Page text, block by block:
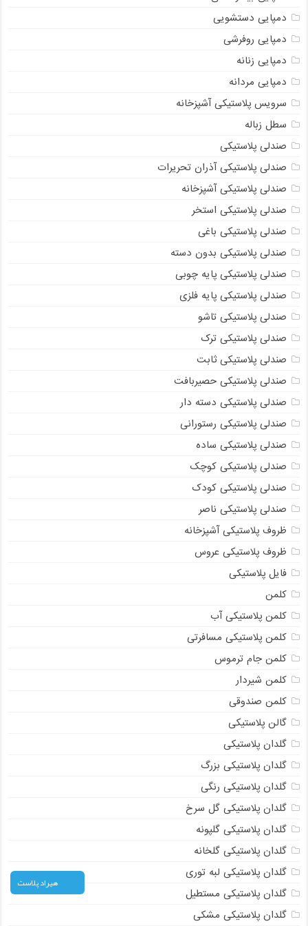
دمپایی دستشویی
دمپایی روفرشی
دمپایی زنانه
دمپایی مردانه
سرویس پلاستیکی آشپزخانه
سطل زباله
صندلی پلاستیکی
صندلی پلاستیکی آذران تحریرات
صندلی پلاستیکی آشپزخانه
صندلی پلاستیکی استخر
صندلی پلاستیکی باغی
صندلی پلاستیکی بدون دسته
صندلی پلاستیکی پایه چوبی
صندلی پلاستیکی پایه فلزی
صندلی پلاستیکی تاشو
صندلی پلاستیکی ترک
صندلی پلاستیکی ثابت
صندلی پلاستیکی حصیربافت
صندلی پلاستیکی دسته دار
صندلی پلاستیکی رستورانی
صندلی پلاستیکی ساده
صندلی پلاستیکی کوچک
صندلی پلاستیکی کودک
صندلی پلاستیکی ناصر
ظروف پلاستیکی آشپزخانه
ظروف پلاستیکی عروس
فایل پلاستیکی
کلمن
کلمن پلاستیکی آب
کلمن پلاستیکی مسافرتی
کلمن جام ترموس
کلمن شیردار
کلمن صندوقی
گالن پلاستیکی
گلدان پلاستیکی
گلدان پلاستیکی بزرگ
گلدان پلاستیکی رنگی
گلدان پلاستیکی گل سرخ
گلدان پلاستیکی گلپونه
گلدان پلاستیکی گلخانه
گلدان پلاستیکی لبه توری
گلدان پلاستیکی مستطیل
گلدان پلاستیکی مشکی
هیراد پلاست